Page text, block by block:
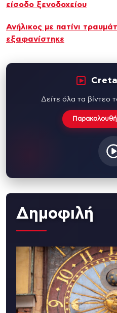
είσοδο ξενοδοχείου
Ανήλικος με πατίνι
εξαφανίστηκε
Δείτε όλα τα βίντεο
Δημοφιλή